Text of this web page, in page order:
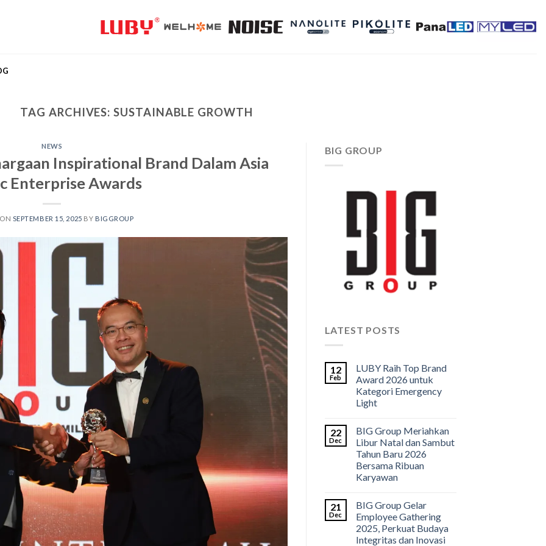
TAG ARCHIVES:SUSTAINABLE GROWTH
NEWS
Inspirational Brand Dalam Asia
Enterprise Awards
SEPTEMBER 15, 2025 BY BIGGROUP
BIG GROUP
LATEST POSTS
12
Feb
LUBY Raih Top Brand
Award 2026 untuk
Kategori Emergency
Light
22
Dec
BIG Group Meriahkan
Libur Natal dan Sambut
Tahun Baru 2026
Bersama Ribuan
Karyawan
21
Dec
BIG Group Gelar
Employee Gathering
2025, Perkuat Budaya
Integritas dan Inovasi